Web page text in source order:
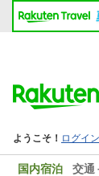
国内宿泊 交通